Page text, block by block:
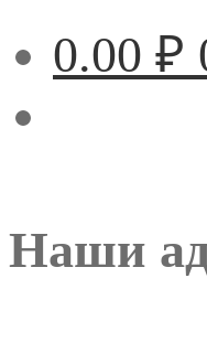
0.00 ₽
Наши